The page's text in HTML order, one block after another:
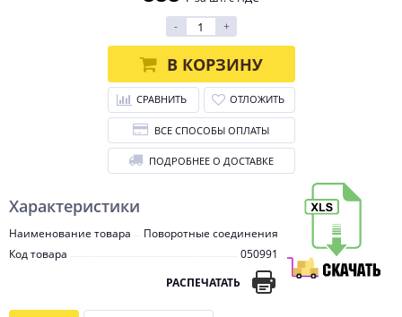
Характеристики
Наименование товара
Поворотные соединения
Код товара
050991
РАСПЕЧАТАТЬ
-
+
В КОРЗИНУ
СРАВНИТЬ ОТЛОЖИТЬ
ВСЕ СПОСОБЫ ОПЛАТЫ
ПОДРОБНЕЕ О ДОСТАВКЕ